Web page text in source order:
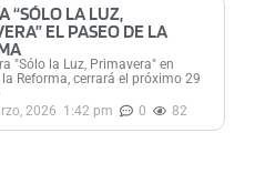
“SÓLO LA LUZ,
EL PASEO DE LA
"Sólo la Luz, Primavera" en
la Reforma, cerrará el próximo 29
2026 1:42 pm 0 82